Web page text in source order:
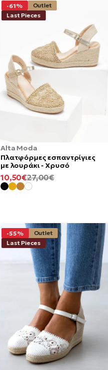
Alta Moda
Πλατφόρμες εσπαντρίγιες
με λουράκι - Χρυσό
-61%
Outlet
Last Pieces
ΚΑΝΟΝΙΚΉ
27,00€
ΕΛΆΧΙΣΤΗ
ΤΙΜΉ
10,50€
-55%
Outlet
Last Pieces